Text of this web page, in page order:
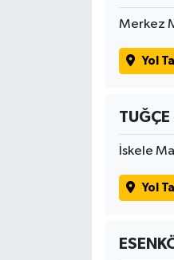
Merkez
Yol
TUĞÇE
İskele
Yol